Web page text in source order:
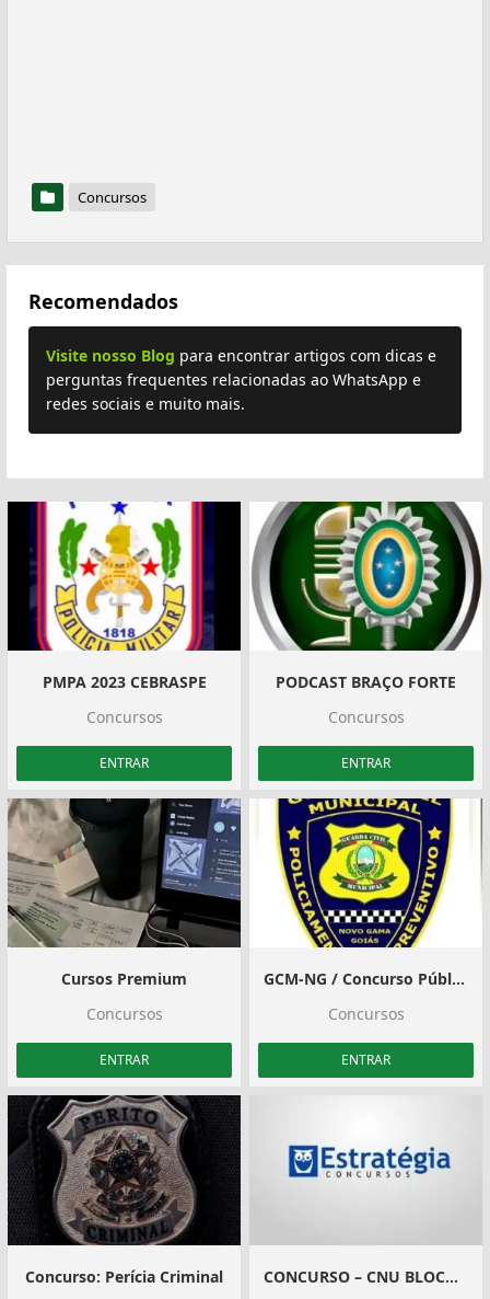
Concursos
Recomendados
Visite nosso Blog para encontrar artigos com dicas e
perguntas frequentes relacionadas ao WhatsApp e
redes sociais e muito mais.
PMPA 2023 CEBRASPE
Concursos
ENTRAR
PODCAST BRAÇO FORTE
Concursos
ENTRAR
Cursos Premium
Concursos
ENTRAR
GCM-NG / Concurso Público n° 01/2023
Concursos
ENTRAR
Concurso: Perícia Criminal
CONCURSO – CNU BLOCO 05